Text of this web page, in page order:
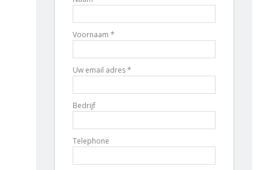
Voornaam *
Uw email adres *
Bedrijf
Telephone